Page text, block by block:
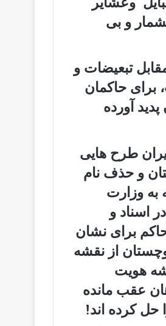
و بی
تبعیضات و
برای حاکمان
آورده
طرح ھایی
و حذف نام
به وزارت
اسناد و
برای نشان
از نقشه
ھویت
عقب مانده
حل کرده اند!